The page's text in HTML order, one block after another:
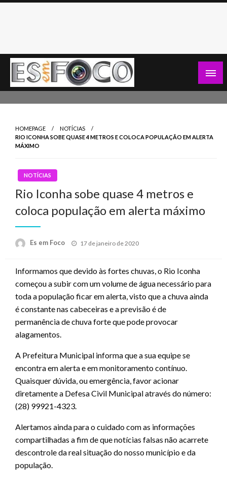
Skip
HOMEPAGE
NOTÍCIAS
RIO ICONHA SOBE QUASE 4 METROS E COLOCA POPULAÇÃO EM ALERTA
MÁXIMO
NOTÍCIAS
Rio Iconha sobe quase 4 metros e
coloca população em alerta máximo
Es em Foco
Posted
17 de janeiro de 2020
Informamos que devido às fortes chuvas, o Rio Iconha
começou a subir com um volume de água necessário para
toda a população ficar em alerta, visto que a chuva ainda
é constante nas cabeceiras e a previsão é de
permanência de chuva forte que pode provocar
alagamentos.
A Prefeitura Municipal informa que a sua equipe se
encontra em alerta e em monitoramento contínuo.
Quaisquer dúvida, ou emergência, favor acionar
diretamente a Defesa Civil Municipal através do número:
(28) 99921-4323.
Alertamos ainda para o cuidado com as informações
compartilhadas a fim de que notícias falsas não acarrete
descontrole da real situação do nosso município e da
população.